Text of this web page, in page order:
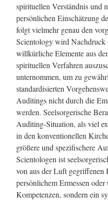
spirituellen Verständnis und
persönlichen Einschätzung
folgt vielmehr genau den
Scientology wird Nachdruck
willkürliche Elemente aus
spirituellen Verfahren
unternommen, um zu
standardisierten
Auditings nicht durch die
werden. Seelsorgerische
Auditing-Situation, als viel
in den konventionellen
größere und spezifischere
Scientologen ist
von aus der Luft gegriffenen
persönlichem Ermessen
Kompetenzen, sondern ein